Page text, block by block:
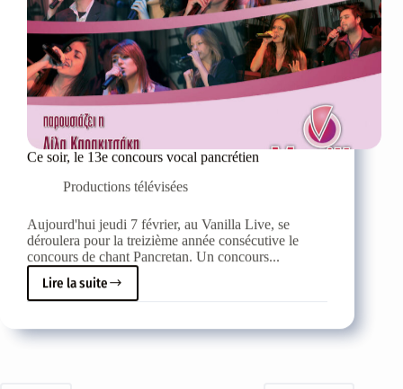
Ce soir, le 13e concours vocal pancrétien
Productions télévisées
Aujourd'hui jeudi 7 février, au Vanilla Live, se
déroulera pour la treizième année consécutive le
concours de chant Pancretan. Un concours...
Lire la suite
Ce
soir,
13e